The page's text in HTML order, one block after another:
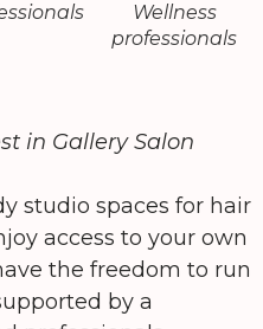
Wellness
professionals
in Gallery Salon
studio spaces for hair
access to your own
the freedom to run
by a